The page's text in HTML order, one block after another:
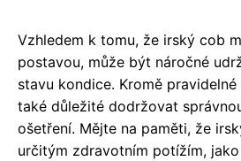
Vzhledem k tomu, že irský cob
postavou, může být náročné
stavu kondice. Kromě
také důležité dodržovat
ošetření. Mějte na paměti, že
určitým zdravotním potížím,